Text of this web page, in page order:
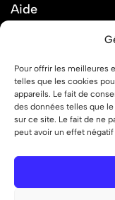
Pour offrir les meilleures
telles que les cookies
appareils. Le fait de
des données telles que
sur ce site. Le fait de ne
peut avoir un effet
Aide
© 2026